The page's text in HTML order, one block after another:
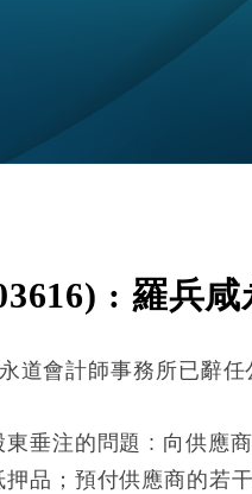
: 羅兵
道會計師事務所已辭任
垂注的問題 : 向供應
品；預付供應商的若